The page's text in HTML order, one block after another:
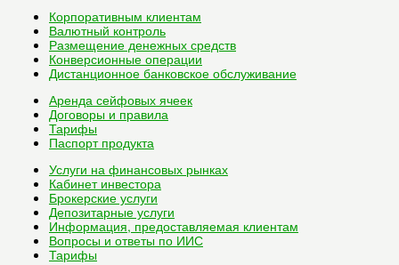
Корпоративным клиентам
Валютный контроль
Размещение денежных средств
Конверсионные операции
Дистанционное банковское обслуживание
Аренда сейфовых ячеек
Договоры и правила
Тарифы
Паспорт продукта
Услуги на финансовых рынках
Кабинет инвестора
Брокерские услуги
Депозитарные услуги
Информация, предоставляемая клиентам
Вопросы и ответы по ИИС
Тарифы